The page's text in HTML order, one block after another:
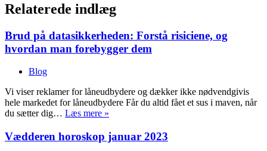
Relaterede indlæg
Brud på datasikkerheden: Forstå risiciene, og
hvordan man forebygger dem
Blog
Vi viser reklamer for låneudbydere og dækker ikke nødvendgivis
hele markedet for låneudbydere Får du altid fået et sus i maven, når
du sætter dig… Læs mere »
til
din
Vædderen horoskop januar 2023